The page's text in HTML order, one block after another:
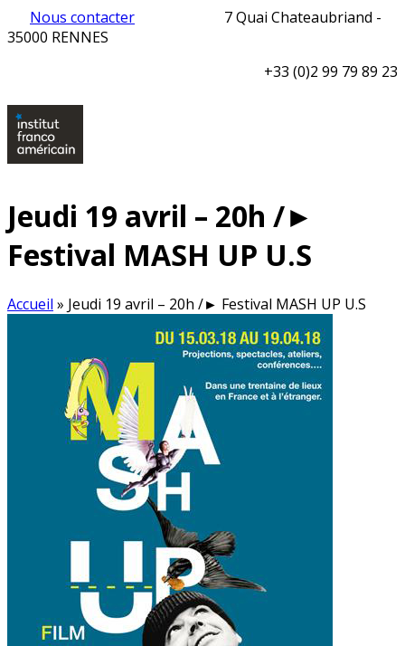
Nous contacter
7 Quai Chateaubriand -
35000 RENNES
+33 (0)2 99 79 89 23
Jeudi 19 avril – 20h /►
Festival MASH UP U.S
Accueil » Jeudi 19 avril – 20h /► Festival MASH UP U.S